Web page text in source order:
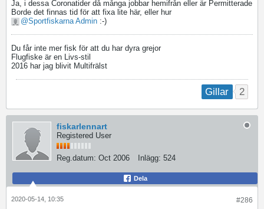
Ja, i dessa Coronatider då många jobbar hemifrån eller är Permitterade
Borde det finnas tid för att fixa lite här, eller hur
Sportfiskarna Admin :-)
Du får inte mer fisk för att du har dyra grejor
Flugfiske är en Livs-stil
2016 har jag blivit Multifrälst
Gillar 2
fiskarlennart
Registered User
Reg.datum: Oct 2006 Inlägg: 524
Dela
#286
2020-05-14, 10:35